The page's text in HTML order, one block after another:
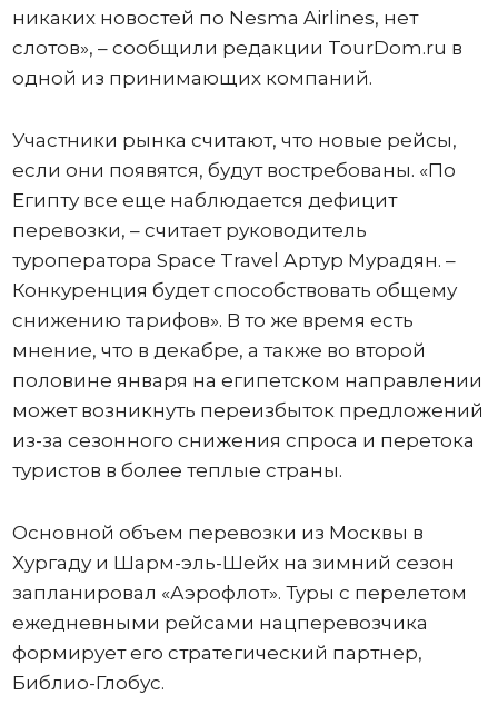
никаких новостей по Nesma Airlines, нет
слотов», – сообщили редакции TourDom.ru в
одной из принимающих компаний.
Участники рынка считают, что новые рейсы,
если они появятся, будут востребованы. «По
Египту все еще наблюдается дефицит
перевозки, – считает руководитель
туроператора Space Travel Артур Мурадян. –
Конкуренция будет способствовать общему
снижению тарифов». В то же время есть
мнение, что в декабре, а также во второй
половине января на египетском направлении
может возникнуть переизбыток предложений
из-за сезонного снижения спроса и перетока
туристов в более теплые страны.
Основной объем перевозки из Москвы в
Хургаду и Шарм-эль-Шейх на зимний сезон
запланировал «Аэрофлот». Туры с перелетом
ежедневными рейсами нацперевозчика
формирует его стратегический партнер,
Библио-Глобус.